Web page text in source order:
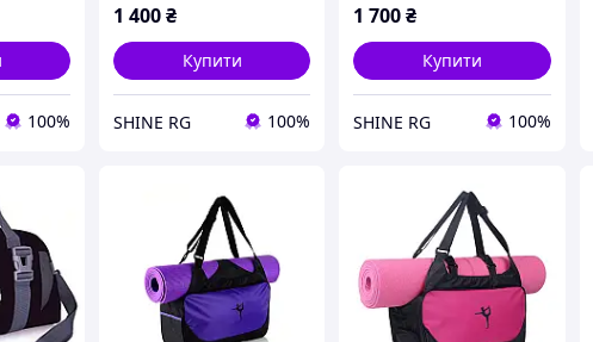
100%
1 400₴
Купити
SHINE RG 100%
1 700₴
Купити
SHINE RG 100%